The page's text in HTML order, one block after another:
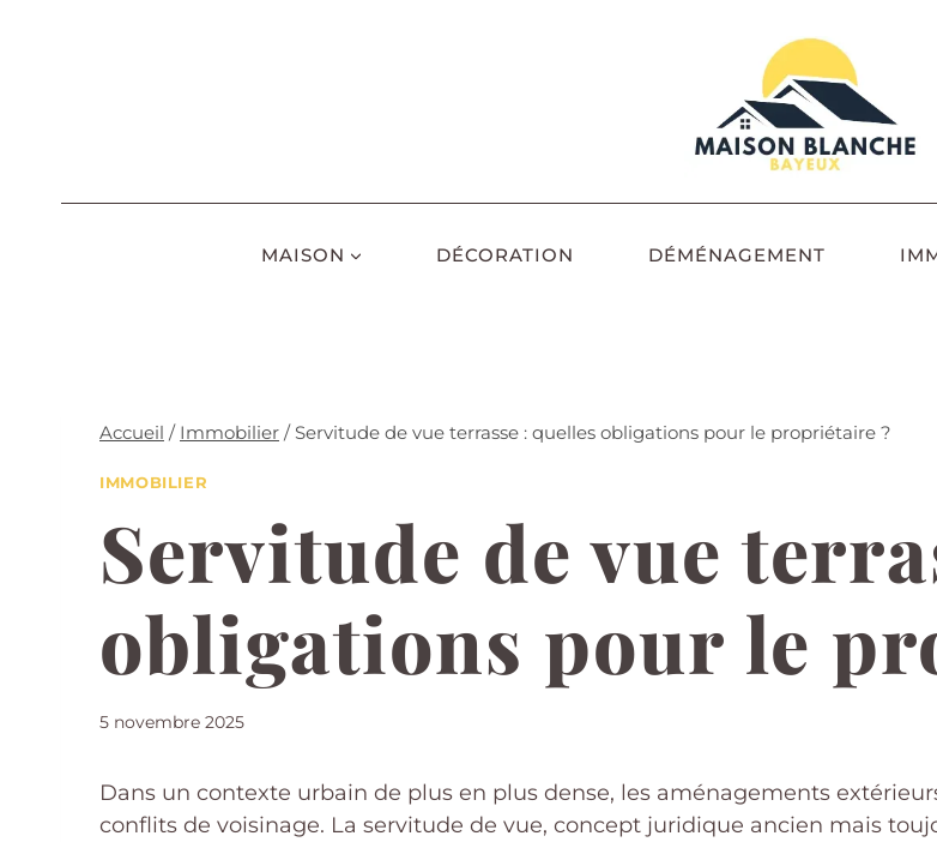
MAISON DÉCORATION DÉMÉNAGEMENT
Accueil / Immobilier / Servitude de vue terrasse : quelles obligations pour le propriétaire ?
IMMOBILIER
Servitude de vue
obligations pour le
5 novembre 2025
Dans un contexte urbain de plus en plus dense, les aménagements
conflits de voisinage. La servitude de vue, concept juridique ancien mais